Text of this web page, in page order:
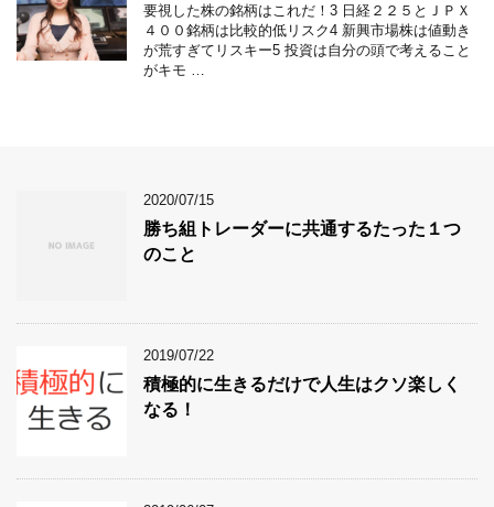
要視した株の銘柄はこれだ！3 日経２２５とＪＰＸ
４００銘柄は比較的低リスク4 新興市場株は値動き
が荒すぎてリスキー5 投資は自分の頭で考えること
がキモ …
2020/07/15
勝ち組トレーダーに共通するたった１つ
のこと
2019/07/22
積極的に生きるだけで人生はクソ楽しく
なる！